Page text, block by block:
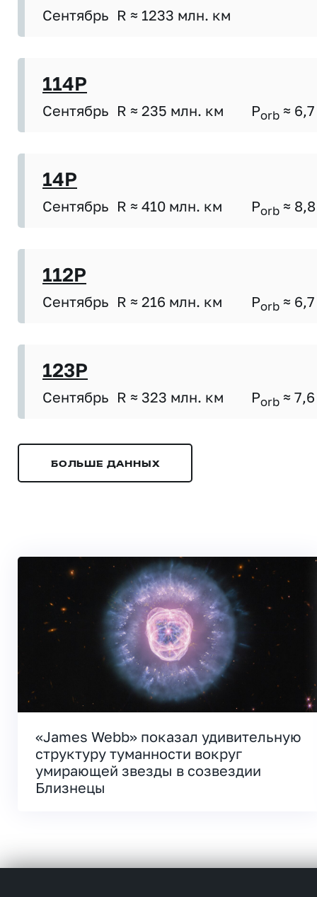
Сентябрь R ≈ 1233 млн. км
114P
Сентябрь R ≈ 235 млн. км Porb ≈ 6,7
14P
Сентябрь R ≈ 410 млн. км Porb ≈ 8,8
112P
Сентябрь R ≈ 216 млн. км Porb ≈ 6,7
123P
Сентябрь R ≈ 323 млн. км Porb ≈ 7,6
БОЛЬШЕ ДАННЫХ
«James Webb» показал удивительную
структуру туманности вокруг
умирающей звезды в созвездии
Близнецы